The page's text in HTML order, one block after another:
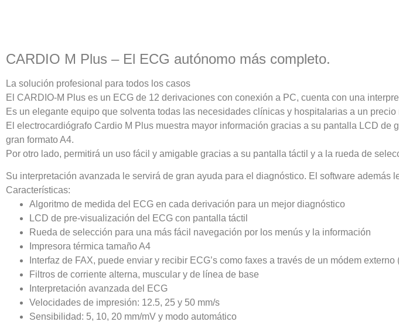
CARDIO M Plus – El ECG autónomo más completo.
La solución profesional para todos los casos
El CARDIO-M Plus es un ECG de 12 derivaciones con conexión a PC, cuenta con una
Es un elegante equipo que solventa todas las necesidades clínicas y hospitalarias a un precio
El electrocardiógrafo Cardio M Plus muestra mayor información gracias a su pantalla LCD
gran formato A4.
Por otro lado, permitirá un uso fácil y amigable gracias a su pantalla táctil y a la rueda de
Su interpretación avanzada le servirá de gran ayuda para el diagnóstico. El software
Características:
Algoritmo de medida del ECG en cada derivación para un mejor diagnóstico
LCD de pre-visualización del ECG con pantalla táctil
Rueda de selección para una más fácil navegación por los menús y la información
Impresora térmica tamaño A4
Interfaz de FAX, puede enviar y recibir ECG’s como faxes a través de un módem
Filtros de corriente alterna, muscular y de línea de base
Interpretación avanzada del ECG
Velocidades de impresión: 12.5, 25 y 50 mm/s
Sensibilidad: 5, 10, 20 mm/mV y modo automático